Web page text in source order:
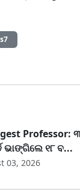
Professor:
ଭାଙ୍ଗିଲେ ୧୮ ବ...
03, 2026